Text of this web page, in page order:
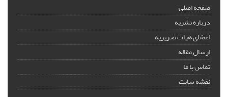
صفحه اصلی
درباره نشریه
اعضای هیات تحریریه
ارسال مقاله
تماس با ما
نقشه سایت